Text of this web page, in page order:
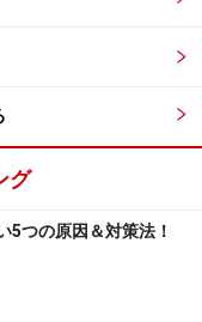
製品やサービスの
業を調べ、直接連
件があり見積もり
用します。
。
容をご確認くださ
グ
5つの原因＆対策法！